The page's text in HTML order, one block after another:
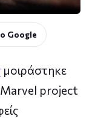
Google
μοιράστηκε
Marvel project